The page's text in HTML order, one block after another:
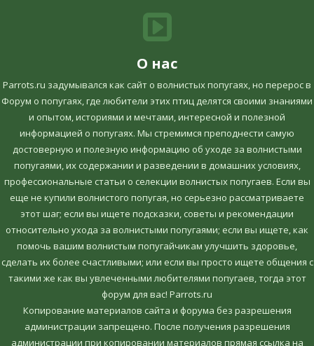
О нас
Parrots.ru задумывался как сайт о волнистых попугаях, но перерос в
Форум о попугаях, где любители этих птиц делятся своими знаниями
и опытом, историями и мечтами, интересной и полезной
информацией о попугаях. Мы стремимся преподнести самую
достоверную и полезную информацию об уходе за волнистыми
попугаями, их содержании и разведении в домашних условиях,
профессиональные статьи о селекции волнистых попугаев. Если вы
еще не купили волнистого попугая, но серьезно рассматриваете
этот шаг; если вы ищете подсказки, советы и рекомендации
относительно ухода за волнистыми попугаями; если вы ищете, как
помочь вашим волнистым попугайчикам улучшить здоровье,
сделать их более счастливыми; или если вы просто ищете общения с
такими же как вы увлеченными любителями попугаев, тогда этот
форум для вас! Parrots.ru
Копирование материалов сайта и форума без разрешения
администрации запрещено. После получения разрешения
администрации при копировании материалов прямая ссылка на